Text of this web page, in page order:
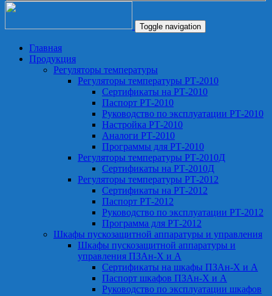
Toggle navigation
Главная
Продукция
Регуляторы температуры
Регуляторы температуры РТ-2010
Сертификаты на РТ-2010
Паспорт РТ-2010
Руководство по эксплуатации РТ-2010
Настройка РТ-2010
Аналоги РТ-2010
Программы для РТ-2010
Регуляторы температуры РТ-2010Д
Сертификаты на РТ-2010Д
Регуляторы температуры РТ-2012
Сертификаты на РТ-2012
Паспорт РТ-2012
Руководство по эксплуатации РТ-2012
Программа для РТ-2012
Шкафы пускозащитной аппаратуры и управления
Шкафы пускозащитной аппаратуры и
управления ПЗАн-Х и А
Сертификаты на шкафы ПЗАн-Х и А
Паспорт шкафов ПЗАн-Х и А
Руководство по эксплуатации шкафов